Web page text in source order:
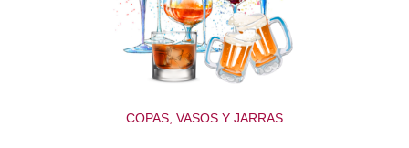
COPAS, VASOS Y JARRAS